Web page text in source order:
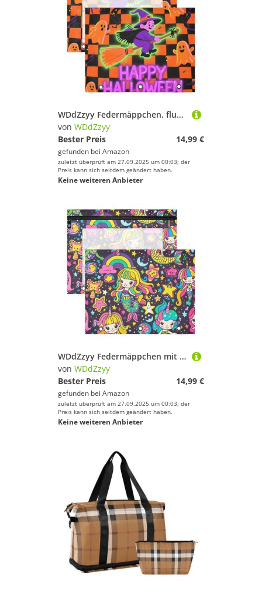
WDdZzyy Federmäppchen, fluoreszierend, Orange, kariert, Halloween, fliegende Hexe, transparente Aufbewahrungstasche für A4-Papier, Briefe, 2 Stück, Lehrer, Büro
von WDdZzyy
Bester Preis
14,99 €
gefunden bei Amazon
zuletzt überprüft am 27.09.2025 um 00:03; der
Preis kann sich seitdem geändert haben.
Keine weiteren Anbieter
WDdZzyy Federmäppchen mit Cartoon-Meerjungfrauen, Einhörnern, Regenbögen, stabile Taschenordner für 3 Ringe, 2 Stück, für Schüler, Studenten, Lehrerbedarf
von WDdZzyy
Bester Preis
14,99 €
gefunden bei Amazon
zuletzt überprüft am 27.09.2025 um 00:03; der
Preis kann sich seitdem geändert haben.
Keine weiteren Anbieter